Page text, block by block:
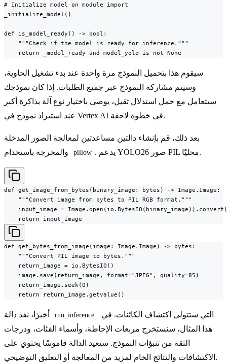
# Initialize model on module import
_initialize_model()
def is_model_ready() -> bool:
    """Check if the model is ready for inference."""
    return _model_ready and model_yolo is not None
سيقوم هذا بتحميل النموذج مرة واحدة عند بدء تشغيل الحاوية،
وسيتم مشاركة النموذج عبر جميع الطلبات. إذا كان نموذجك
سيتعامل مع حمل استدلال ثقيل، يوصى باختيار نوع آلة بذاكرة أكبر
عند استيراد نموذج في Vertex AI في خطوة لاحقة.
بعد ذلك، قم بإنشاء دالتين مساعدتين لمعالجة الصور المدخلة
pillow . يدعم YOLO26 صور PIL محليًا.
def get_image_from_bytes(binary_image: bytes) -> Image.Image:
    """Convert image from bytes to PIL RGB format."""
input_image =
    return input_image
def get_bytes_from_image(image: Image.Image) -> bytes:
    """Convert PIL image to bytes."""
    return_image = io.BytesIO()
    image.save(return_image, format="JPEG", quality=85)
    return_image.seek(0)
    return return_image.getvalue()
run_inference
هذا المثال، سنستخرج مربعات الإحاطة، وأسماء الفئات، ودرجات
الثقة من تنبؤات النموذج. ستعيد الدالة قاموسًا يحتوي على
الاكتشافات والنتائج الخام لمزيد من المعالجة أو التعليق التوضيحي.